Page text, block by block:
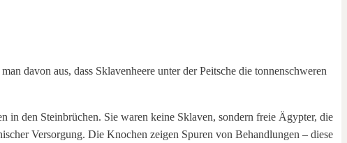
davon aus, dass Sklavenheere unter der Peitsche die tonnenschweren
den Steinbrüchen. Sie waren keine Sklaven, sondern freie Ägypter, die
Versorgung. Die Knochen zeigen Spuren von Behandlungen – diese